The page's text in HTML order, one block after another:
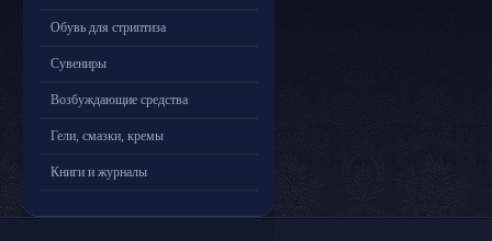
Обувь для стриптиза
Сувениры
Возбуждающие средства
Гели, смазки, кремы
Книги и журналы